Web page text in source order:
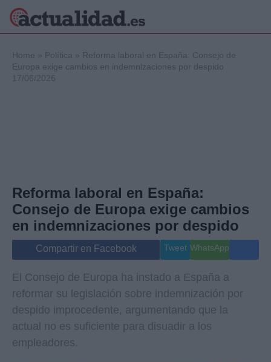
Internacional
Viajes
Gente
Musica
Home » Política » Reforma laboral en España: Consejo de
Europa exige cambios en indemnizaciones por despido
17/06/2026
Reforma laboral en España:
Consejo de Europa exige cambios
en indemnizaciones por despido
Compartir en Facebook Tweet WhatsApp
El Consejo de Europa ha instado a España a
reformar su legislación sobre indemnización por
despido improcedente, argumentando que la
actual no es suficiente para disuadir a los
empleadores.